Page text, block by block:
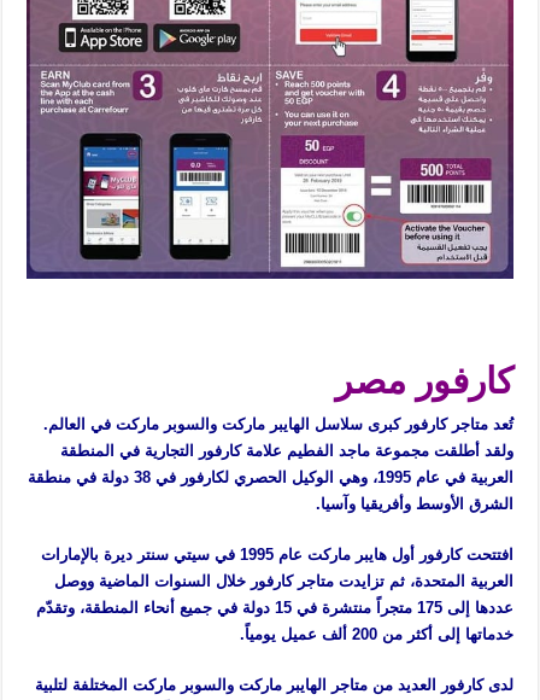
كارفور مصر
تُعد متاجر كارفور كبرى سلاسل الهايبر ماركت والسوبر ماركت في العالم.
ولقد أطلقت مجموعة ماجد الفطيم علامة كارفور التجارية في المنطقة
العربية في عام 1995، وهي الوكيل الحصري لكارفور في 38 دولة في منطقة
الشرق الأوسط وأفريقيا وآسيا.
افتتحت كارفور أول هايبر ماركت عام 1995 في سيتي سنتر ديرة بالإمارات
العربية المتحدة، ثم تزايدت متاجر كارفور خلال السنوات الماضية ووصل
عددها إلى 175 متجراً منتشرة في 15 دولة في جميع أنحاء المنطقة، وتقدّم
خدماتها إلى أكثر من 200 ألف عميل يومياً.
لدى كارفور العديد من متاجر الهايبر ماركت والسوبر ماركت المختلفة لتلبية